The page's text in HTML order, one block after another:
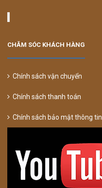
CHĂM SÓC KHÁCH HÀNG
Chính sách vận chuyển
Chính sách thanh toán
Chính sách bảo mật thông tin